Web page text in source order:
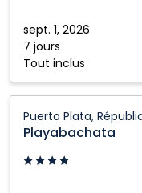
sept. 1, 2026
7 jours
Tout inclus
Puerto Plata,
Playabachata
Puerto
Plata,
République